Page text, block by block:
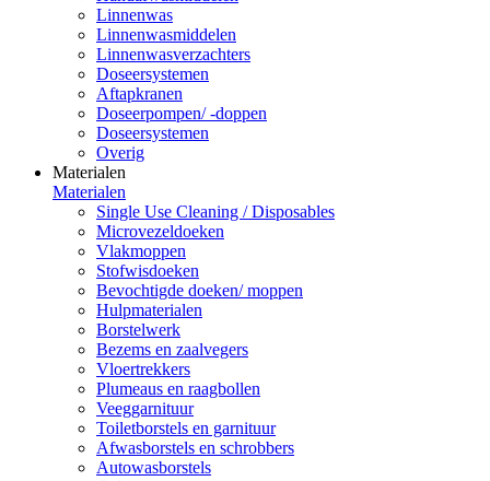
Linnenwas
Linnenwasmiddelen
Linnenwasverzachters
Doseersystemen
Aftapkranen
Doseerpompen/ -doppen
Doseersystemen
Overig
Materialen
Materialen
Single Use Cleaning / Disposables
Microvezeldoeken
Vlakmoppen
Stofwisdoeken
Bevochtigde doeken/ moppen
Hulpmaterialen
Borstelwerk
Bezems en zaalvegers
Vloertrekkers
Plumeaus en raagbollen
Veeggarnituur
Toiletborstels en garnituur
Afwasborstels en schrobbers
Autowasborstels